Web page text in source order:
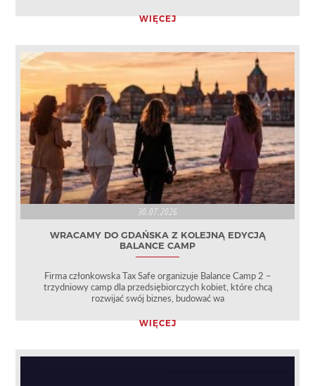
WIĘCEJ
30.07.2026
WRACAMY DO GDAŃSKA Z KOLEJNĄ EDYCJĄ
BALANCE CAMP
Firma członkowska Tax Safe organizuje Balance Camp 2 –
trzydniowy camp dla przedsiębiorczych kobiet, które chcą
rozwijać swój biznes, budować wa
WIĘCEJ